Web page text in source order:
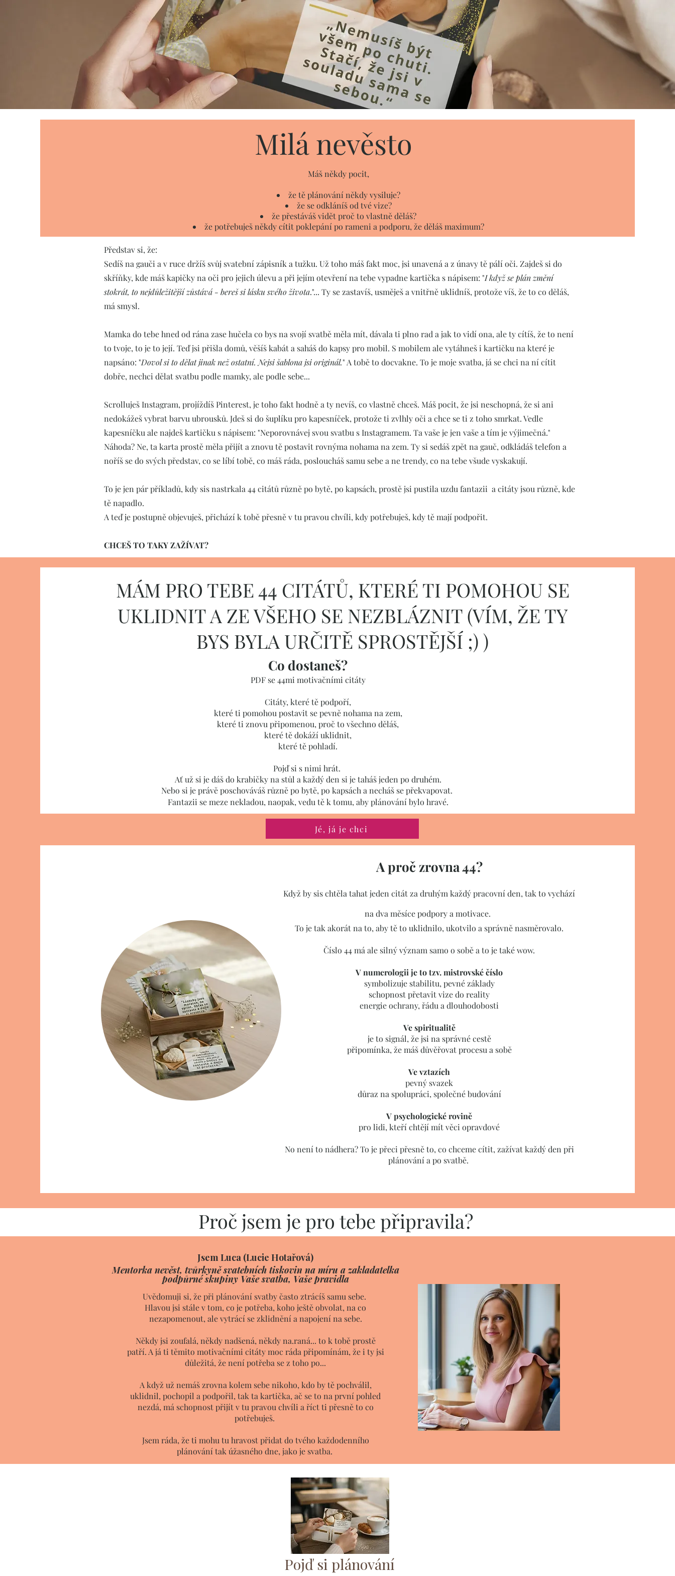
Milá nevěsto
Máš někdy pocit,
že tě plánování někdy vysiluje?
že se odkláníš od tvé vize?
že přestáváš vidět proč to vlastně děláš?
že potřebuješ někdy cítit poklepání po rameni a podporu, že děláš maximum?
Představ si, že:
Sedíš na gauči a v ruce držíš svůj svatební zápisník a tužku. Už toho máš fakt moc, jsi unavená a z únavy tě pálí oči. Zajdeš si do
skříňky, kde máš kapičky na oči pro jejich úlevu a při jejím otevření na tebe vypadne kartička s nápisem: "I když se plán změní
stokrát, to nejdůležitější zůstává - bereš si lásku svého života."... Ty se zastavíš, usměješ a vnitřně uklidníš, protože víš, že to co děláš,
má smysl.
Mamka do tebe hned od rána zase hučela co bys na svojí svatbě měla mít, dávala ti plno rad a jak to vidí ona, ale ty cítíš, že to není
to tvoje, to je to její. Teď jsi přišla domů, věšíš kabát a saháš do kapsy pro mobil. S mobilem ale vytáhneš i kartičku na které je
napsáno: "Dovol si to dělat jinak než ostatní. Nejsi šablona jsi originál." A tobě to docvakne. To je moje svatba, já se chci na ní cítit
dobře, nechci dělat svatbu podle mamky, ale podle sebe...
Scrolluješ Instagram, projíždíš Pinterest, je toho fakt hodně a ty nevíš, co vlastně chceš. Máš pocit, že jsi neschopná, že si ani
nedokážeš vybrat barvu ubrousků. Jdeš si do šuplíku pro kapesníček, protože ti zvlhly oči a chce se ti z toho smrkat. Vedle
kapesníčku ale najdeš kartičku s nápisem: "Neporovnávej svou svatbu s Instagramem. Ta vaše je jen vaše a tím je výjimečná."
Náhoda? Ne, ta karta prostě měla přijít a znovu tě postavit rovnýma nohama na zem. Ty si sedáš zpět na gauč, odkládáš telefon a
noříš se do svých představ, co se líbí tobě, co máš ráda, posloucháš samu sebe a ne trendy, co na tebe všude vyskakují.
To je jen pár příkladů, kdy sis nastrkala 44 citátů různě po bytě, po kapsách, prostě jsi pustila uzdu fantazii a citáty jsou různě, kde
tě napadlo.
A teď je postupně objevuješ, přichází k tobě přesně v tu pravou chvíli, kdy potřebuješ, kdy tě mají podpořit.
CHCEŠ TO TAKY ZAŽÍVAT?
MÁM PRO TEBE 44 CITÁTŮ, KTERÉ TI POMOHOU SE
UKLIDNIT A ZE VŠEHO SE NEZBLÁZNIT (VÍM, ŽE TY
BYS BYLA URČITĚ SPROSTĚJŠÍ ;) )
Co dostaneš?
PDF se 44mi motivačními citáty
Citáty, které tě podpoří,
které ti pomohou postavit se pevně nohama na zem,
které ti znovu připomenou, proč to všechno děláš,
které tě dokáží uklidnit,
které tě pohladí.
Pojď si s nimi hrát.
Ať už si je dáš do krabičky na stůl a každý den si je taháš jeden po druhém.
Nebo si je právě poschováváš různě po bytě, po kapsách a necháš se překvapovat.
Fantazii se meze nekladou, naopak, vedu tě k tomu, aby plánování bylo hravé.
Jé, já je chci
A proč zrovna 44?
​Když by sis chtěla tahat jeden citát za druhým každý pracovní den, tak to vychází
na dva měsíce podpory a motivace.
To je tak akorát na to, aby tě to uklidnilo, ukotvilo a správně nasměrovalo.
Číslo 44 má ale silný význam samo o sobě a to je také wow.
V numerologii je to tzv. mistrovské číslo
symbolizuje stabilitu, pevné základy
schopnost přetavit vize do reality
energie ochrany, řádu a dlouhodobosti
Ve spiritualitě
je to signál, že jsi na správné cestě
připomínka, že máš důvěřovat procesu a sobě
Ve vztazích
pevný svazek
důraz na spolupráci, společné budování
V psychologické rovině
pro lidi, kteří chtějí mít věci opravdové
No není to nádhera? To je přeci přesně to, co chceme cítit, zažívat každý den při
plánování a po svatbě.
Proč jsem je pro tebe připravila?
Jsem Luca (Lucie Hotařová)
Mentorka nevěst, tvůrkyně svatebních tiskovin na míru a zakladatelka
podpůrné skupiny Vaše svatba, Vaše pravidla
Uvědomuji si, že při plánování svatby často ztrácíš samu sebe.
Hlavou jsi stále v tom, co je potřeba, koho ještě obvolat, na co
nezapomenout, ale vytrácí se zklidnění a napojení na sebe.
Někdy jsi zoufalá, někdy nadšená, někdy na.raná... to k tobě prostě
patří. A já ti těmito motivačními citáty moc ráda připomínám, že i ty jsi
důležitá, že není potřeba se z toho po...
A když už nemáš zrovna kolem sebe nikoho, kdo by tě pochválil,
uklidnil, pochopil a podpořil, tak ta kartička, ač se to na první pohled
nezdá, má schopnost přijít v tu pravou chvíli a říct ti přesně to co
potřebuješ.
Jsem ráda, že ti mohu tu hravost přidat do tvého každodenního
plánování tak úžasného dne, jako je svatba.
Pojď si plánování